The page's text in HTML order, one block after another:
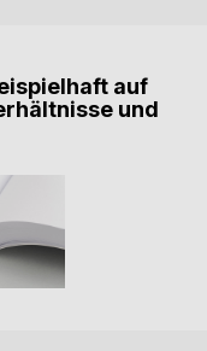
auf
und